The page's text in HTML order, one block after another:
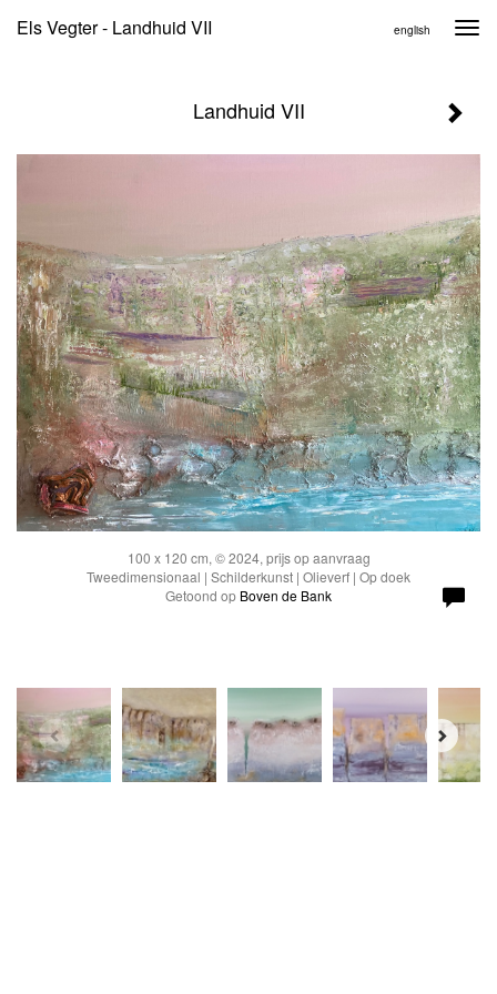
Els Vegter - Landhuid VII english
Landhuid VII
100 x 120 cm, © 2024, prijs op aanvraag
Tweedimensionaal | Schilderkunst | Olieverf | Op doek
Getoond op Boven de Bank